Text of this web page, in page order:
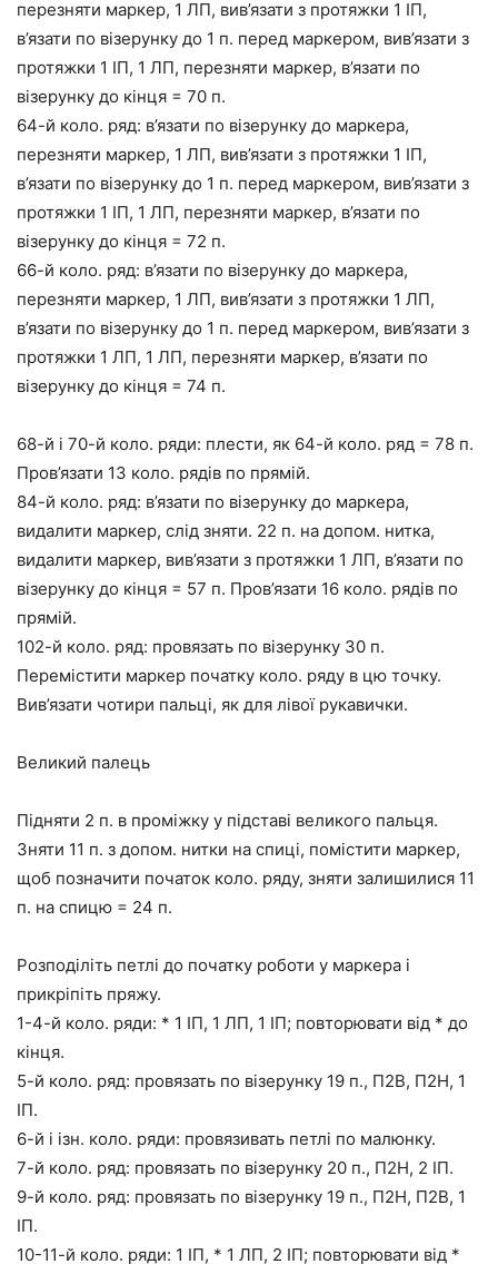
перезняти маркер, 1 ЛП, вив’язати з протяжки 1 ІП,
в’язати по візерунку до 1 п. перед маркером, вив’язати з
протяжки 1 ІП, 1 ЛП, перезняти маркер, в’язати по
візерунку до кінця = 70 п.
64-й коло. ряд: в’язати по візерунку до маркера,
перезняти маркер, 1 ЛП, вив’язати з протяжки 1 ІП,
в’язати по візерунку до 1 п. перед маркером, вив’язати з
протяжки 1 ІП, 1 ЛП, перезняти маркер, в’язати по
візерунку до кінця = 72 п.
66-й коло. ряд: в’язати по візерунку до маркера,
перезняти маркер, 1 ЛП, вив’язати з протяжки 1 ЛП,
в’язати по візерунку до 1 п. перед маркером, вив’язати з
протяжки 1 ЛП, 1 ЛП, перезняти маркер, в’язати по
візерунку до кінця = 74 п.
68-й і 70-й коло. ряди: плести, як 64-й коло. ряд = 78 п.
Пров’язати 13 коло. рядів по прямій.
84-й коло. ряд: в’язати по візерунку до маркера,
видалити маркер, слід зняти. 22 п. на допом. нитка,
видалити маркер, вив’язати з протяжки 1 ЛП, в’язати по
візерунку до кінця = 57 п. Пров’язати 16 коло. рядів по
прямій.
102-й коло. ряд: провязать по візерунку 30 п.
Перемістити маркер початку коло. ряду в цю точку.
Вив’язати чотири пальці, як для лівої рукавички.
Великий палець
Підняти 2 п. в проміжку у підставі великого пальця.
Зняти 11 п. з допом. нитки на спиці, помістити маркер,
щоб позначити початок коло. ряду, зняти залишилися 11
п. на спицю = 24 п.
Розподіліть петлі до початку роботи у маркера і
прикріпіть пряжу.
1-4-й коло. ряди: * 1 ІП, 1 ЛП, 1 ІП; повторювати від * до
кінця.
5-й коло. ряд: провязать по візерунку 19 п., П2В, П2Н, 1
ІП.
6-й і ізн. коло. ряди: провязивать петлі по малюнку.
7-й коло. ряд: провязать по візерунку 20 п., П2Н, 2 ІП.
9-й коло. ряд: провязать по візерунку 19 п., П2Н, П2В, 1
ІП.
10-11-й коло. ряди: 1 ІП, * 1 ЛП, 2 ІП; повторювати від *